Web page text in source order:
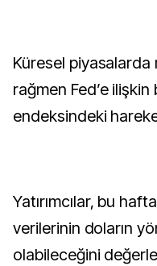
Küresel piyasalarda
rağmen Fed’e
endeksindeki
Yatırımcılar, bu
verilerinin doların
olabileceğini